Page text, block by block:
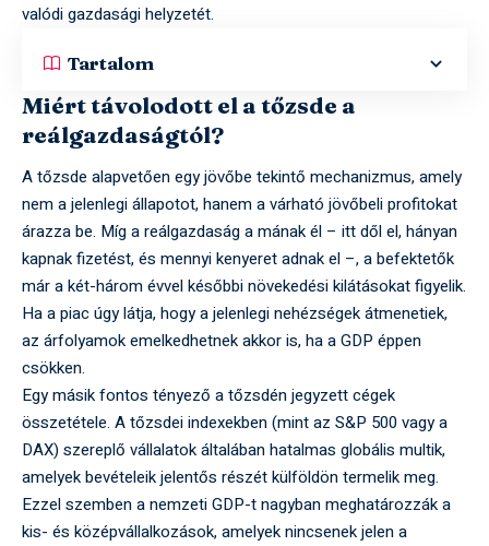
valódi gazdasági helyzetét.
Tartalom
Miért távolodott el a tőzsde a
reálgazdaságtól?
A tőzsde alapvetően egy jövőbe tekintő mechanizmus, amely
nem a jelenlegi állapotot, hanem a várható jövőbeli profitokat
árazza be. Míg a reálgazdaság a mának él – itt dől el, hányan
kapnak fizetést, és mennyi kenyeret adnak el –, a befektetők
már a két-három évvel későbbi növekedési kilátásokat figyelik.
Ha a piac úgy látja, hogy a jelenlegi nehézségek átmenetiek,
az árfolyamok emelkedhetnek akkor is, ha a GDP éppen
csökken.
Egy másik fontos tényező a tőzsdén jegyzett cégek
összetétele. A tőzsdei indexekben (mint az S&P 500 vagy a
DAX) szereplő vállalatok általában hatalmas globális multik,
amelyek bevételeik jelentős részét külföldön termelik meg.
Ezzel szemben a nemzeti GDP-t nagyban meghatározzák a
kis- és középvállalkozások, amelyek nincsenek jelen a